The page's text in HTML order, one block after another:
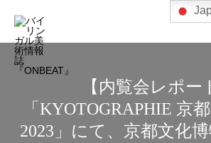
【内覧会レポー
「KYOTOGRAPHIE 京
2023」にて、京都文化